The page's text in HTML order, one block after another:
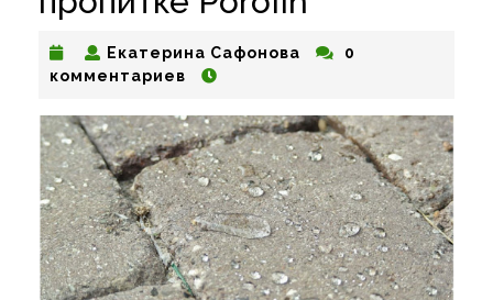
Екатерина Сафонова Екатерина
0
комментариев